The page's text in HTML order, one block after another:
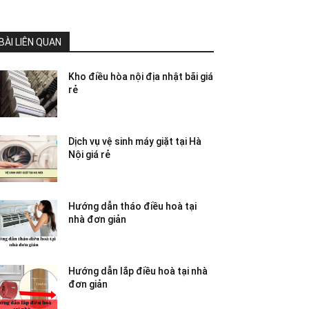
LIÊN QUAN
Kho điều hòa nội địa nhật bãi giá
rẻ
Dịch vụ vệ sinh máy giặt tại Hà
Nội giá rẻ
Hướng dẫn tháo điều hoà tại
nhà đơn giản
Hướng dẫn lắp điều hoà tại nhà
đơn giản